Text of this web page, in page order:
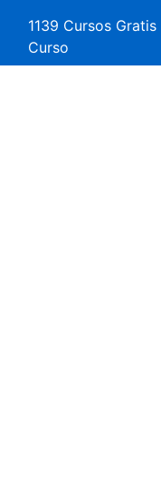
1139 Cursos Gratis
Curso